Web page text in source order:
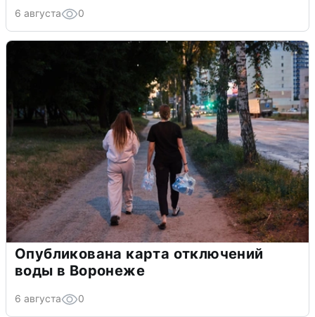
6 августа 0
Опубликована карта отключений
воды в Воронеже
6 августа 0